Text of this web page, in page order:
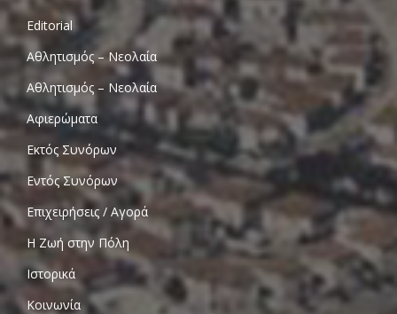
Editorial
Αθλητισμός – Νεολαία
Αθλητισμός – Νεολαία
Αφιερώματα
Εκτός Συνόρων
Εντός Συνόρων
Επιχειρήσεις / Αγορά
Η Ζωή στην Πόλη
Ιστορικά
Κοινωνία